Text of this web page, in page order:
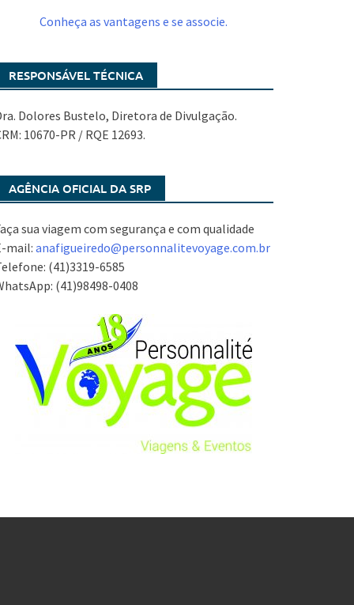
Conheça as vantagens e se associe.
RESPONSÁVEL TÉCNICA
Dolores Bustelo, Diretora de Divulgação.
10670-PR / RQE 12693.
AGÊNCIA OFICIAL DA SRP
sua viagem com segurança e com qualidade
mail: anafigueiredo@personnalitevoyage.com.br
(41)3319-6585
(41)98498-0408